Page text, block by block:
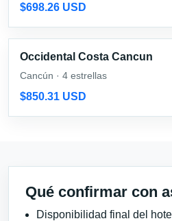
$698.26 USD
Occidental Costa Cancun
Cancún · 4 estrellas
$850.31 USD
Qué confirmar con
Disponibilidad final del hotel